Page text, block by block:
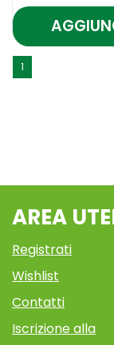
1
AREA
Registrati
Wishlist
Contatti
Iscrizione alla